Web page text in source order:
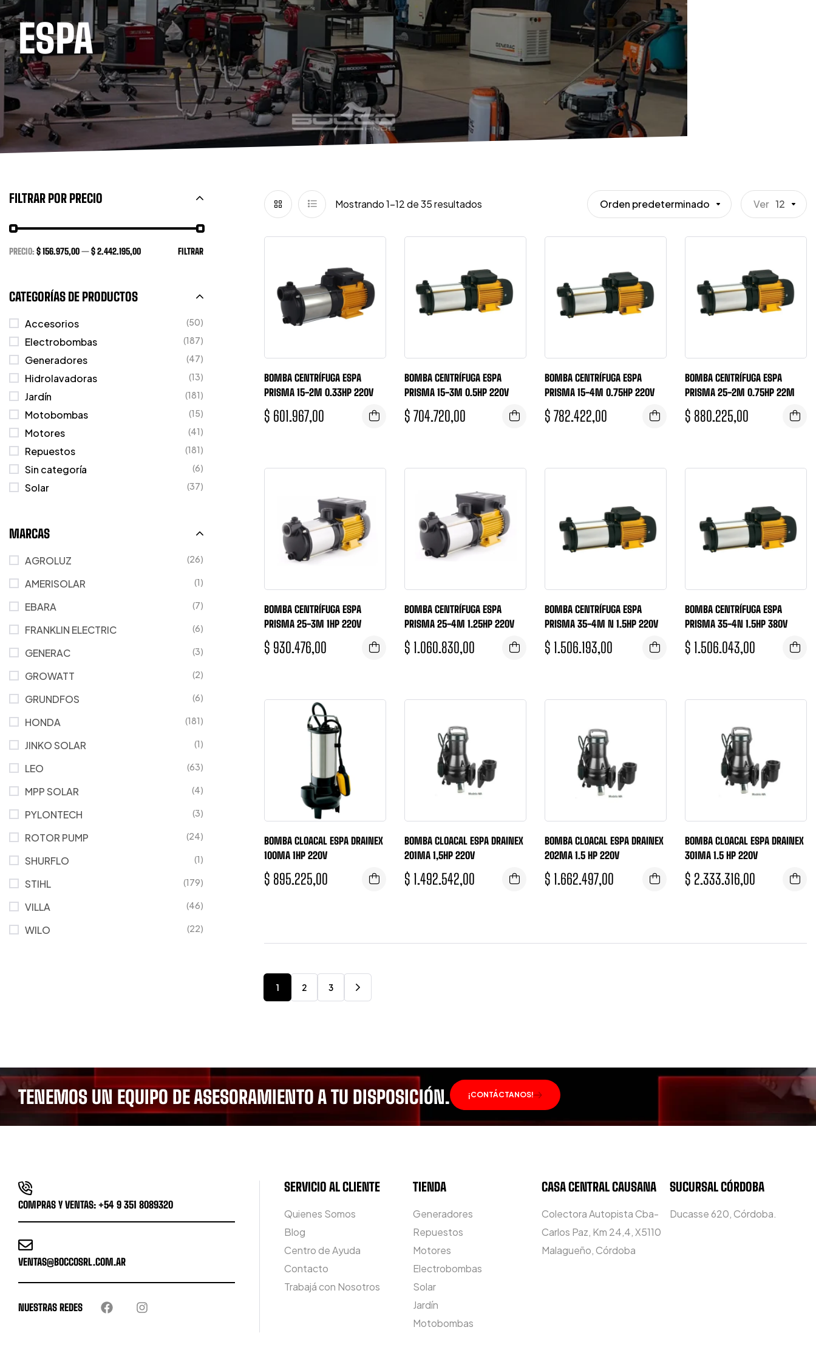
ESPA
Mostrando 1–12 de 35 resultados Orden predeterminado Ver 12
BOMBA CENTRÍFUGA ESPA
PRISMA 15-2M 0.33HP 220V
$ 601.967,00
BOMBA CENTRÍFUGA ESPA
PRISMA 15-3M 0.5HP 220V
$ 704.720,00
BOMBA CENTRÍFUGA ESPA
PRISMA 15-4M 0.75HP 220V
$ 782.422,00
BOMBA CENTRÍFUGA ESPA
PRISMA 25-2M 0.75HP 22M
$ 880.225,00
BOMBA CENTRÍFUGA ESPA
PRISMA 25-3M 1HP 220V
$ 930.476,00
BOMBA CENTRÍFUGA ESPA
PRISMA 25-4M 1.25HP 220V
$ 1.060.830,00
BOMBA CENTRÍFUGA ESPA
PRISMA 35-4M N 1.5HP 220V
$ 1.506.193,00
BOMBA CENTRÍFUGA ESPA
PRISMA 35-4N 1.5HP 380V
$ 1.506.043,00
BOMBA CLOACAL ESPA DRAINEX
100MA 1HP 220V
$ 895.225,00
BOMBA CLOACAL ESPA DRAINEX
201MA 1,5HP 220V
$ 1.492.542,00
BOMBA CLOACAL ESPA DRAINEX
202MA 1.5 HP 220V
$ 1.662.497,00
BOMBA CLOACAL ESPA DRAINEX
301MA 1.5 HP 220V
$ 2.333.316,00
1 2 3
FILTRAR POR PRECIO
FILTRAR
PRECIO:$ 156.975,00—$ 2.442.195,00
CATEGORÍAS DE PRODUCTOS
Accesorios (50)
Electrobombas (187)
Generadores (47)
Hidrolavadoras (13)
Jardín (181)
Motobombas (15)
Motores (41)
Repuestos (181)
Sin categoría (6)
Solar (37)
MARCAS
AGROLUZ (26)
AMERISOLAR (1)
EBARA (7)
FRANKLIN ELECTRIC (6)
GENERAC (3)
GROWATT (2)
GRUNDFOS (6)
HONDA (181)
JINKO SOLAR (1)
LEO (63)
MPP SOLAR (4)
PYLONTECH (3)
ROTOR PUMP (24)
SHURFLO (1)
STIHL (179)
VILLA (46)
WILO (22)
TENEMOS UN EQUIPO DE ASESORAMIENTO A TU DISPOSICIÓN. ¡CONTÁCTANOS!
COMPRAS Y VENTAS: +54 9 351 8089320
VENTAS@BOCCOSRL.COM.AR
NUESTRAS REDES
SERVICIO AL CLIENTE
Quienes Somos
Blog
Centro de Ayuda
Contacto
Trabajá con Nosotros
TIENDA
Generadores
Repuestos
Motores
Electrobombas
Solar
Jardín
Motobombas
CASA CENTRAL CAUSANA
Colectora Autopista Cba-
Carlos Paz, Km 24,4, X5110
Malagueño, Córdoba
SUCURSAL CÓRDOBA
Ducasse 620, Córdoba.